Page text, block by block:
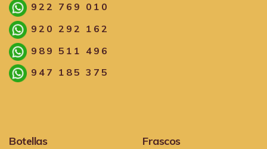
922 769 010
920 292 162
989 511 496
947 185 375
Botellas Frascos